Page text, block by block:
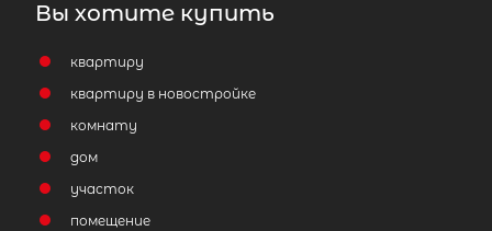
Вы хотите купить
квартиру
квартиру в новостройке
комнату
дом
участок
помещение